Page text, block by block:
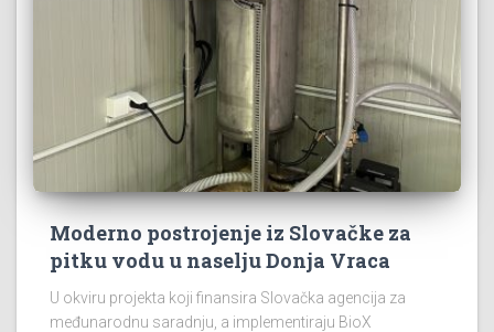
Moderno postrojenje iz Slovačke za
pitku vodu u naselju Donja Vraca
U okviru projekta koji finansira Slovačka agencija za
međunarodnu saradnju, a implementiraju BioX